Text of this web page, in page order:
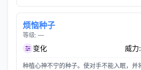
烦恼种子
等级: —
变化 威
种植心神不宁的种子。使对手不能入眠，并